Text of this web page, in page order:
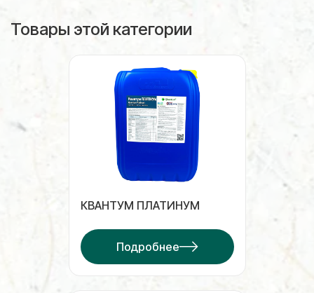
Товары этой категории
КВАНТУМ ПЛАТИНУМ
Подробнее